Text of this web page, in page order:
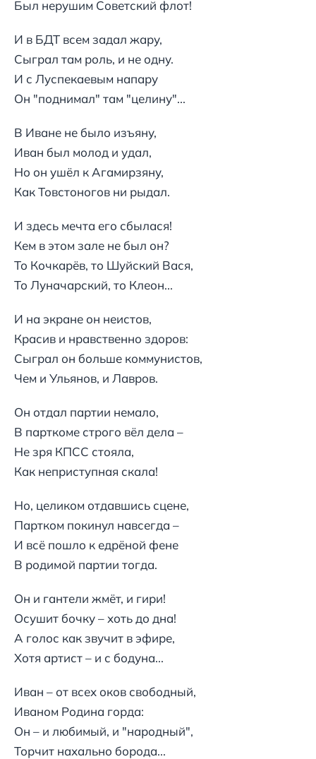
Был нерушим Советский флот!
И в БДТ всем задал жару,
Сыграл там роль, и не одну.
И с Луспекаевым напару
Он "поднимал" там "целину"...
В Иване не было изъяну,
Иван был молод и удал,
Но он ушёл к Агамирзяну,
Как Товстоногов ни рыдал.
И здесь мечта его сбылася!
Кем в этом зале не был он?
То Кочкарёв, то Шуйский Вася,
То Луначарский, то Клеон...
И на экране он неистов,
Красив и нравственно здоров:
Сыграл он больше коммунистов,
Чем и Ульянов, и Лавров.
Он отдал партии немало,
В парткоме строго вёл дела –
Не зря КПСС стояла,
Как неприступная скала!
Но, целиком отдавшись сцене,
Партком покинул навсегда –
И всё пошло к едрёной фене
В родимой партии тогда.
Он и гантели жмёт, и гири!
Осушит бочку – хоть до дна!
А голос как звучит в эфире,
Хотя артист – и с бодуна...
Иван – от всех оков свободный,
Иваном Родина горда:
Он – и любимый, и "народный",
Торчит нахально борода...